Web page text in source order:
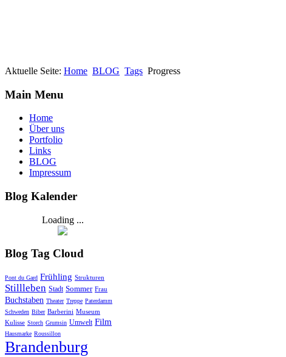
Aktuelle Seite: Home BLOG Tags Progress
Main Menu
Home
Über uns
Portfolio
Links
BLOG
Impressum
Blog Kalender
Loading ...
Blog Tag Cloud
Pont du Gard Frühling Strukturen
Stillleben Stadt Sommer Frau
Buchstaben Theater Treppe Paterdamm
Schweden Biber Barberini Museum
Kulisse Storch Grumsin Umwelt Film
Hausmarke Roussillon
Brandenburg